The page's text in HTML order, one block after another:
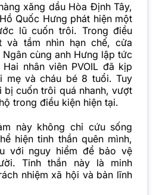
xăng dầu Hòa Định Tây,
Quốc Hưng phát hiện một
lũ cuốn trôi. Trong điều
và tầm nhìn hạn chế, cửa
cùng anh Hưng lập tức
nhân viên PVOIL đã kịp
mẹ và cháu bé 8 tuổi. Tuy
bị cuốn trôi quá nhanh, vượt
trong điều kiện hiện tại.
này không chỉ cứu sống
hiện tinh thần quên mình,
với nguy hiểm để bảo vệ
Tinh thần này là minh
nhiệm xã hội và bản lĩnh